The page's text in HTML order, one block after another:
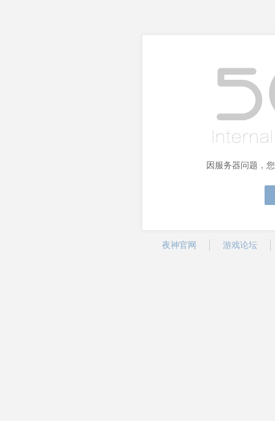
因服务器问题，
夜神官网 游戏论坛